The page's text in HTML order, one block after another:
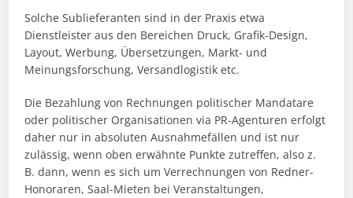
Solche Sublieferanten sind in der Praxis etwa
Dienstleister aus den Bereichen Druck, Grafik-Design,
Layout, Werbung, Übersetzungen, Markt- und
Meinungsforschung, Versandlogistik etc.
Die Bezahlung von Rechnungen politischer Mandatare
oder politischer Organisationen via PR-Agenturen erfolgt
daher nur in absoluten Ausnahmefällen und ist nur
zulässig, wenn oben erwähnte Punkte zutreffen, also z.
B. dann, wenn es sich um Verrechnungen von Redner-
Honoraren, Saal-Mieten bei Veranstaltungen,